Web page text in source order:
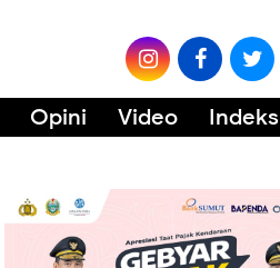
Opini Video Indeks